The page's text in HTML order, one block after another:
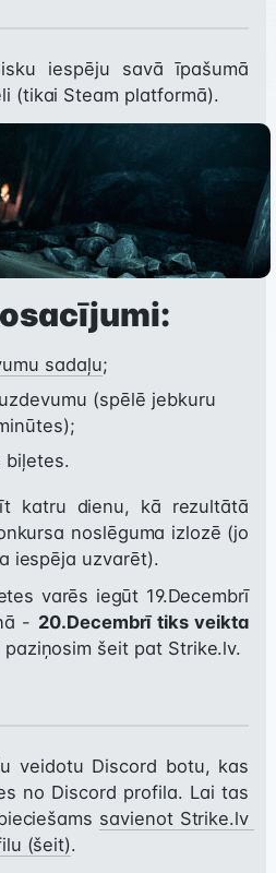
iespēju savā īpašumā
(tikai Steam platformā).
sadaļu;
(spēlē jebkuru
biļetes.
katru dienu, kā rezultātā
noslēguma izlozē (jo
iespēja uzvarēt).
varēs iegūt 19.Decembrī
- 20.Decembrī tiks veikta
šeit pat Strike.lv.
veidotu Discord botu, kas
no Discord profila. Lai tas
savienot Strike.lv
(šeit).